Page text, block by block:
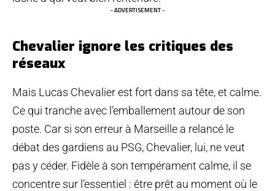
- ADVERTISEMENT -
Chevalier ignore les critiques des
réseaux
Mais Lucas Chevalier est fort dans sa tête, et calme.
Ce qui tranche avec l’emballement autour de son
poste. Car si son erreur à Marseille a relancé le
débat des gardiens au PSG, Chevalier, lui, ne veut
pas y céder. Fidèle à son tempérament calme, il se
concentre sur l’essentiel : être prêt au moment où le